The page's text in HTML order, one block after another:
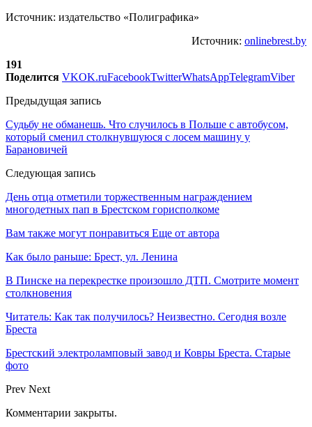
Источник: издательство «Полиграфика»
Источник: onlinebrest.by
191
Поделится VKOK.ruFacebookTwitterWhatsAppTelegramViber
Предыдущая запись
Судьбу не обманешь. Что случилось в Польше с автобусом,
который сменил столкнувшуюся с лосем машину у
Барановичей
Следующая запись
День отца отметили торжественным награждением
многодетных пап в Брестском горисполкоме
Вам также могут понравиться Еще от автора
Как было раньше: Брест, ул. Ленина
В Пинске на перекрестке произошло ДТП. Смотрите момент
столкновения
Читатель: Как так получилось? Неизвестно. Сегодня возле
Бреста
Брестский электроламповый завод и Ковры Бреста. Старые
фото
Prev Next
Комментарии закрыты.